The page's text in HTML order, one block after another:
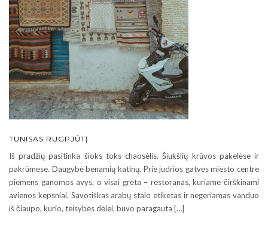
TUNISAS RUGPJŪTĮ
Iš pradžių pasitinka šioks toks chaosėlis. Šiukšlių krūvos pakelėse ir
pakrūmėse. Daugybė benamių katinų. Prie judrios gatvės miesto centre
piemens ganomos avys, o visai greta – restoranas, kuriame čirškinami
avienos kepsniai. Savotiškas arabų stalo etiketas ir negeriamas vanduo
iš čiaupo, kurio, teisybės dėlei, buvo paragauta […]